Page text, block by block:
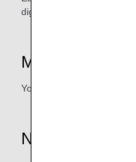
digital card (AMC app)
Mile Credit
Your miles will be credited
Notice